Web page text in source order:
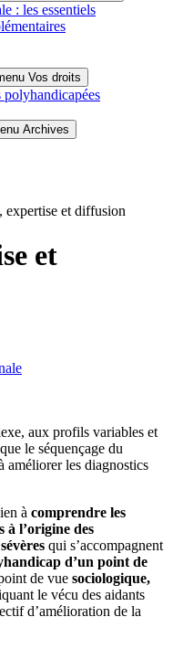
: les essentiels
Vos droits
polyhandicapées
Archives
expertise et diffusion
et
aux profils variables et
le séquençage du
améliorer les diagnostics
à comprendre les
à l’origine des
qui s’accompagnent
d’un point de
de vue sociologique,
le vécu des aidants
d’amélioration de la